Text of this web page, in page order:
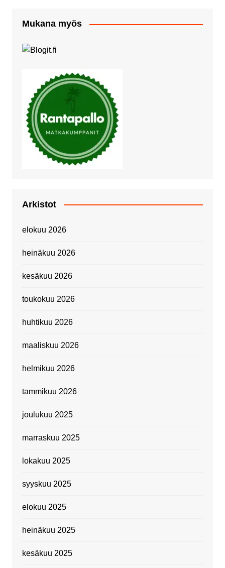
Mukana myös
Arkistot
elokuu 2026
heinäkuu 2026
kesäkuu 2026
toukokuu 2026
huhtikuu 2026
maaliskuu 2026
helmikuu 2026
tammikuu 2026
joulukuu 2025
marraskuu 2025
lokakuu 2025
syyskuu 2025
elokuu 2025
heinäkuu 2025
kesäkuu 2025